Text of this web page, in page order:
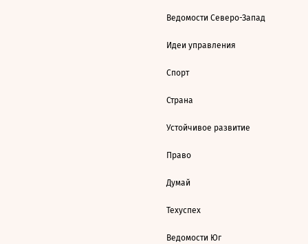
Ведомости Северо-Запад
Идеи управления
Спорт
Страна
Устойчивое развитие
Право
Думай
Техуспех
Ведомости Юг